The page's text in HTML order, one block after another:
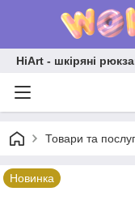
HiArt - шкіряні
Товари та
Новинка